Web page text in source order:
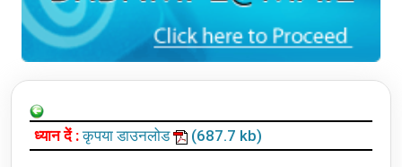
ध्यान दें :कृपया डाउनलोड (687.7 kb)